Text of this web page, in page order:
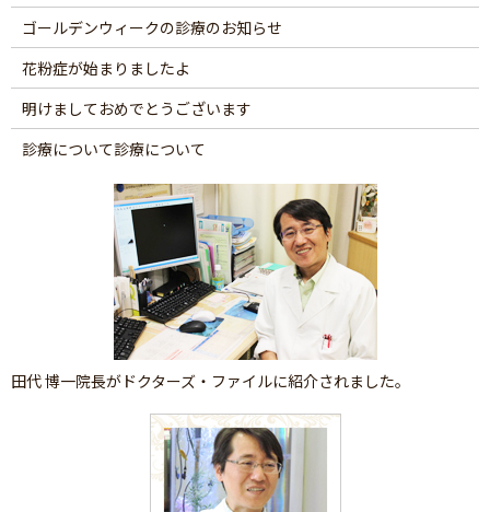
ゴールデンウィークの診療のお知らせ
花粉症が始まりましたよ
明けましておめでとうございます
診療について診療について
田代 博一院長がドクターズ・ファイルに紹介されました。